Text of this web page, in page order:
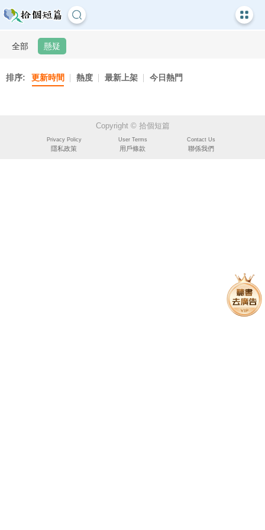
全部 懸疑
排序: 更新時間 熱度 最新上架 今日熱門
Copyright © 拾個短篇
Privacy Policy
隱私政策
User Terms
用戶條款
Contact Us
聯係我們